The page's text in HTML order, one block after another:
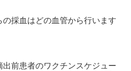
の採血はどの血管から行います
出前患者のワクチンスケジュー